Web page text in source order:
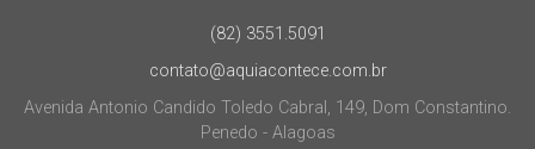
(82) 3551.5091
contato@aquiacontece.com.br
Avenida Antonio Candido Toledo Cabral, 149, Dom Constantino.
Penedo - Alagoas